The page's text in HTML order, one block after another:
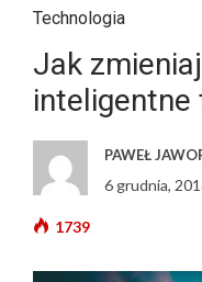
Technologia
Jak
inteligentne
PAWEŁ
6 grudnia,
1739